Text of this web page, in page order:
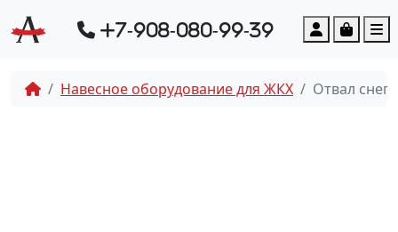
+7-908-080-99-39 Account
Cart
Навесное оборудование для ЖКХ Отвал